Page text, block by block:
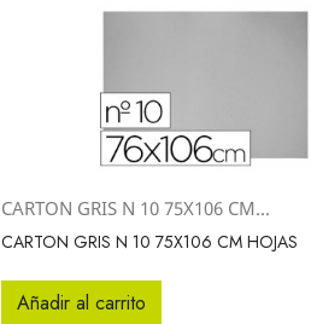
Vista rápida
CARTON GRIS N 10 75X106 CM...
CARTON GRIS N 10 75X106 CM HOJAS
Añadir al carrito